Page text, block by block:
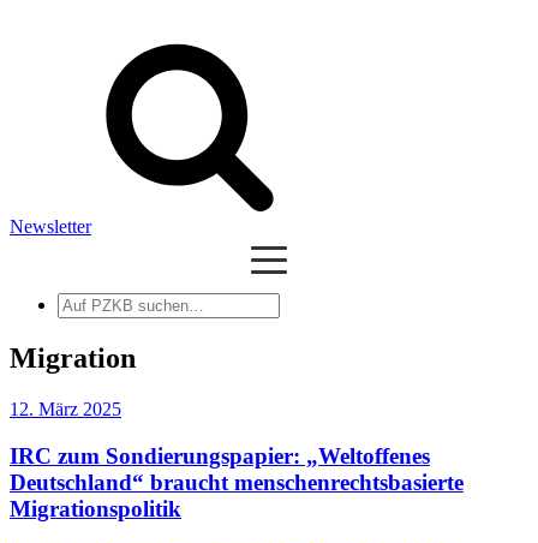
Newsletter
Auf
PZKB
suchen
Migration
12. März 2025
IRC zum Sondierungspapier: „Weltoffenes
Deutschland“ braucht menschenrechtsbasierte
Migrationspolitik